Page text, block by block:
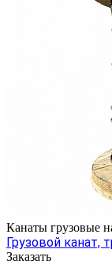
Канаты грузовые
Грузовой канат,
Заказать